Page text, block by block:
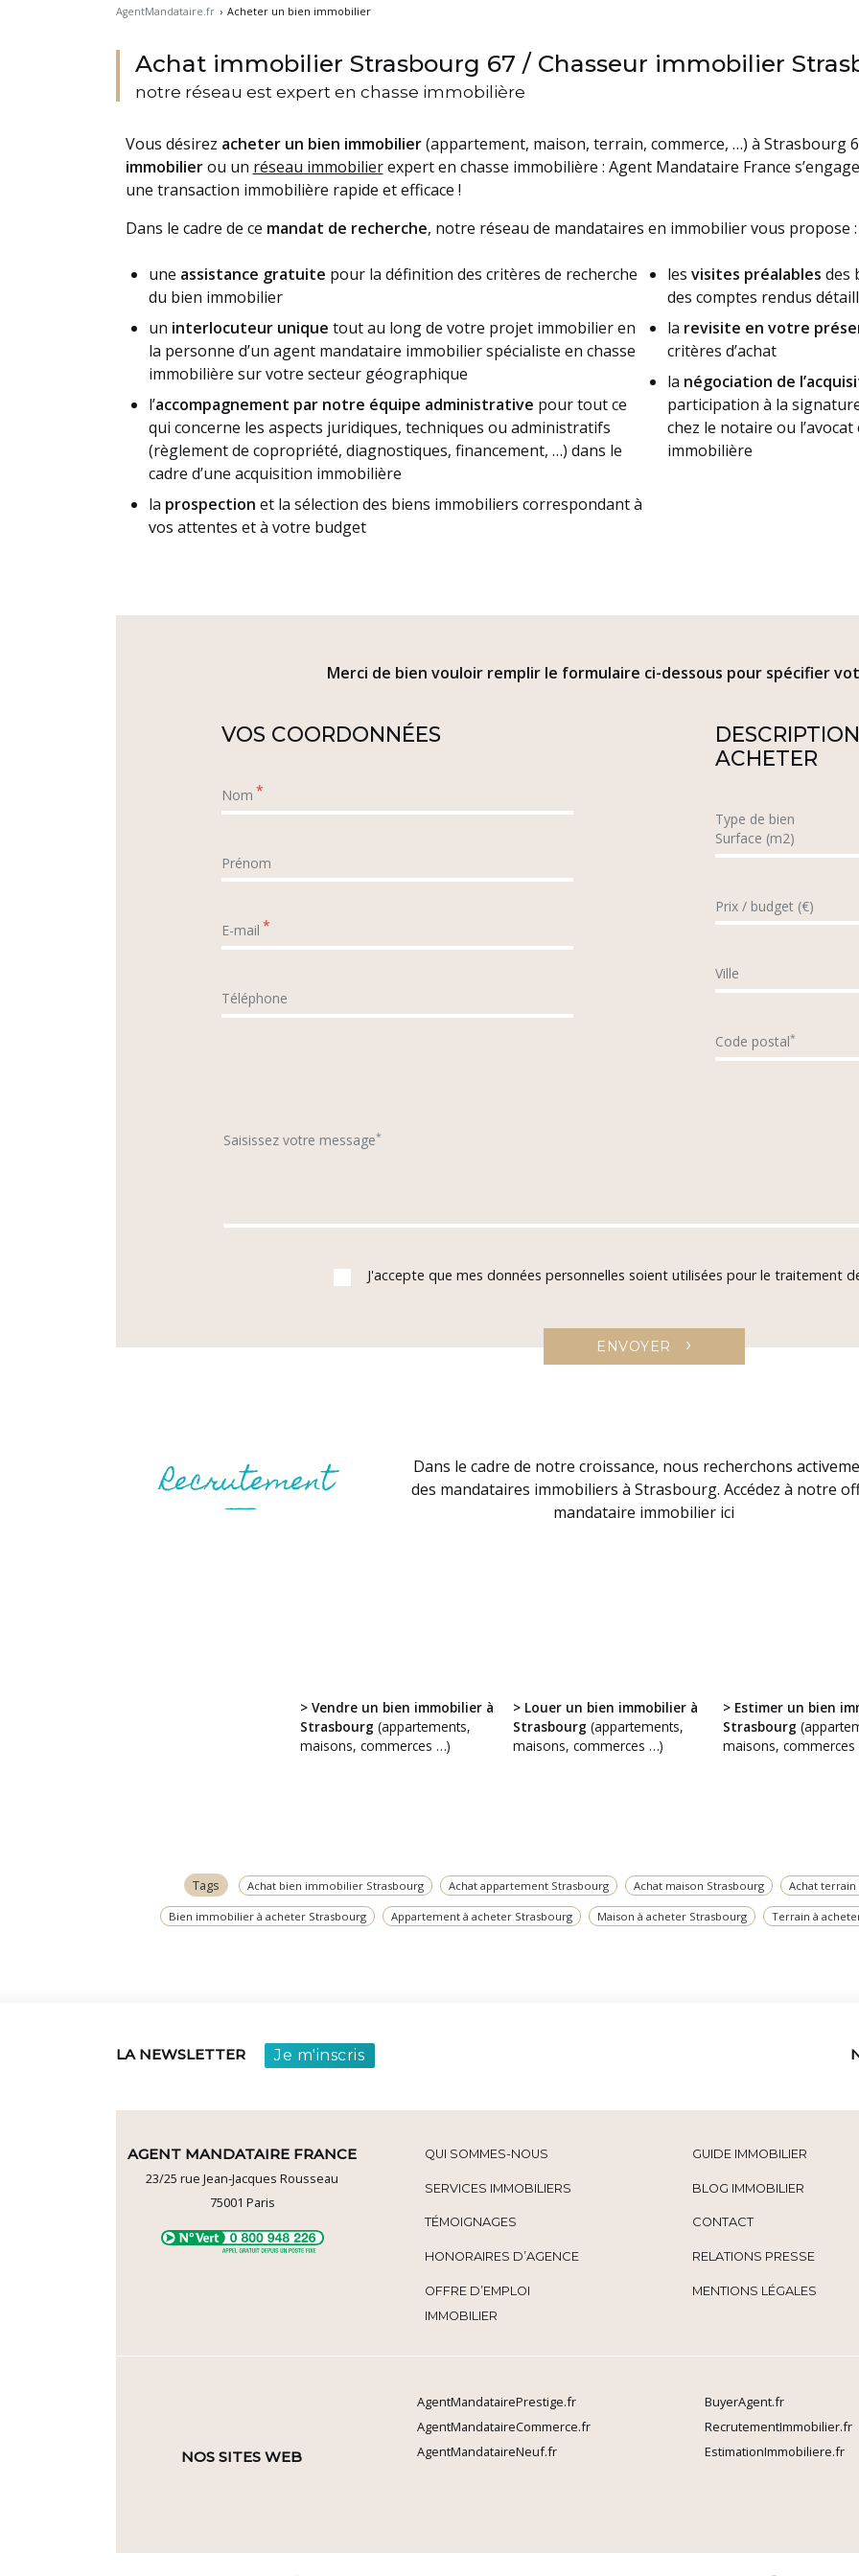
AgentMandataire.fr › Acheter un bien immobilier
Achat immobilier Strasbourg 67 / Chasseur immobilier
notre réseau est expert en chasse immobilière
Vous désirez acheter un bien immobilier(appartement, maison, terrain, commerce, …) à Strasbourg
immobilierou un réseau immobilierexpert en chasse immobilière : Agent Mandataire France
une transaction immobilière rapide et efficace !
Dans le cadre de ce mandat de recherche, notre réseau de mandataires en immobilier vous propose :
une assistance gratuite pour la définition des critères de recherche
du bien immobilier
un interlocuteur unique tout au long de votre projet immobilier en
la personne d’un agent mandataire immobilier spécialiste en chasse
immobilière sur votre secteur géographique
l’accompagnement par notre équipe administrative pour tout ce
qui concerne les aspects juridiques, techniques ou administratifs
(règlement de copropriété, diagnostiques, financement, …) dans le
cadre d’une acquisition immobilière
la prospection et la sélection des biens immobiliers correspondant à
vos attentes et à votre budget
les visites préalables des
des comptes rendus
la revisite en votre
critères d’achat
la négociation de
participation à la
chez le notaire ou
immobilière
Merci de bien vouloir remplir le formulaire ci-dessous pour spécifier
VOS COORDONNÉES
Nom *
Prénom
E-mail *
Téléphone
ACHETER
Type de bien
Surface (m2)
Prix / budget (€)
Ville
Code postal*
Saisissez votre message*
J'accepte que mes données personnelles soient utilisées pour le traitement
ENVOYER ›
Dans le cadre de notre croissance, nous recherchons
des mandataires immobiliers à Strasbourg. Accédez à notre
mandataire immobilier ici
> Vendre un bien immobilier à
Strasbourg (appartements,
maisons, commerces …)
> Louer un bien immobilier à
Strasbourg (appartements,
maisons, commerces …)
> Estimer un bien
Strasbourg
maisons,
Tags Achat bien immobilier Strasbourg Achat appartement Strasbourg Achat maison Strasbourg Achat
Bien immobilier à acheter Strasbourg Appartement à acheter Strasbourg Maison à acheter Strasbourg Terrain à
LA NEWSLETTER Je m'inscris
AGENT MANDATAIRE FRANCE
23/25 rue Jean-Jacques Rousseau
75001 Paris
QUI SOMMES-NOUS
SERVICES IMMOBILIERS
TÉMOIGNAGES
HONORAIRES D’AGENCE
OFFRE D’EMPLOI
IMMOBILIER
GUIDE IMMOBILIER
BLOG IMMOBILIER
CONTACT
RELATIONS PRESSE
MENTIONS LÉGALES
NOS SITES WEB
AgentMandatairePrestige.fr
AgentMandataireCommerce.fr
AgentMandataireNeuf.fr
BuyerAgent.fr
RecrutementImmobilier.fr
EstimationImmobiliere.fr